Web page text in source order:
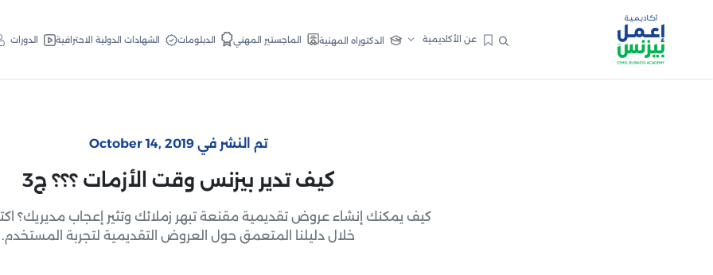
عن الأكاديمية الدكتوراه المهنية الماجستير المهني الدبلومات الشهادات الدولية الاحترافية الدورات
تم النشر في October 14, 2019
كيف تدير بيزنس وقت الأزمات ؟؟؟ ج3
كيف يمكنك إنشاء عروض تقديمية مقنعة تبهر زملائك وتثير إعجاب مديريك؟
خلال دليلنا المتعمق حول العروض التقديمية لتجربة المستخدم.